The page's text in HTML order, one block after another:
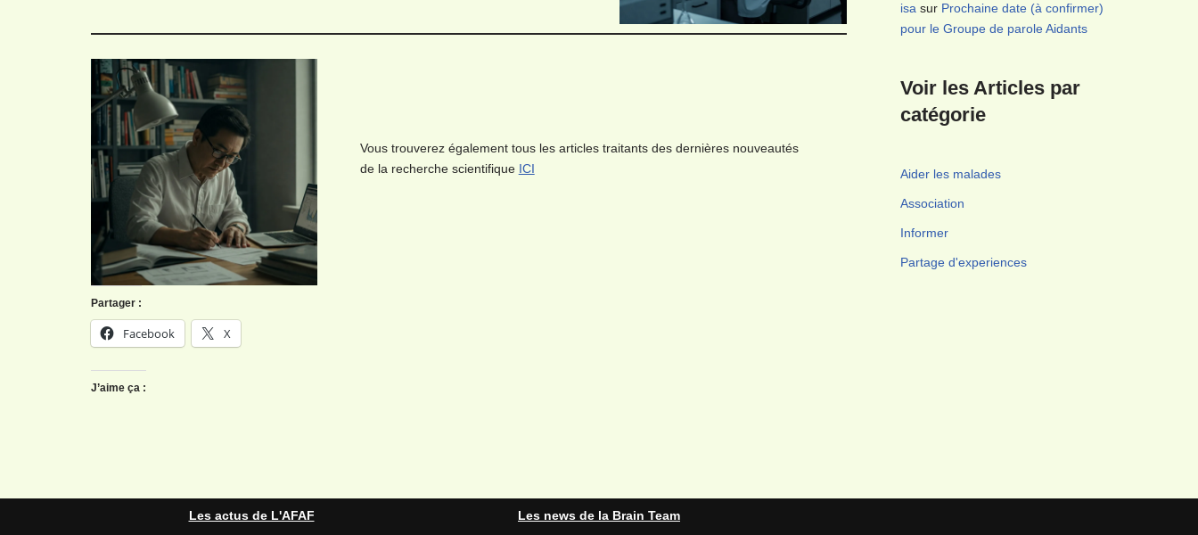
Vous trouverez également tous les articles traitants des dernières nouveautés
de la recherche scientifique ICI
Partager :
Facebook X
J’aime ça :
isa sur Prochaine date (à confirmer)
pour le Groupe de parole Aidants
Voir les Articles par
catégorie
Aider les malades
Association
Informer
Partage d'experiences
Les actus de L'AFAF Les news de la Brain Team